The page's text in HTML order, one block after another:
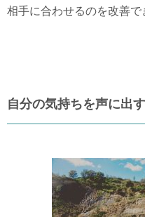
相手に合わせるのを改善で
自分の気持ちを声に出す